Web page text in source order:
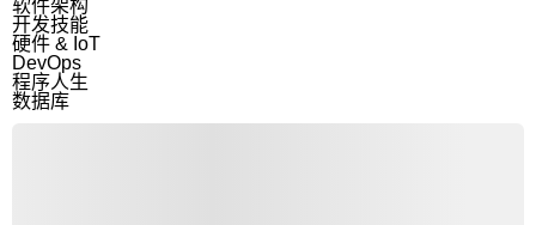
软件架构
开发技能
硬件 & IoT
DevOps
程序人生
数据库